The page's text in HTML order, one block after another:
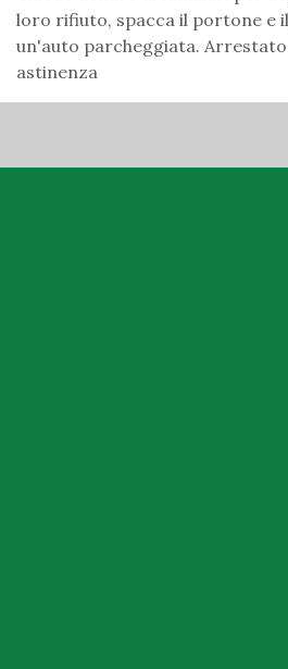
loro rifiuto, spacca il portone e
un'auto parcheggiata.
astinenza